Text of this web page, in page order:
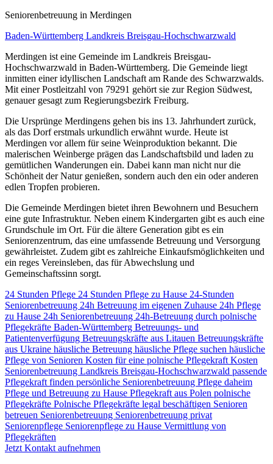
Senioren­betreuung in Merdingen
Baden-Württemberg Landkreis Breisgau-Hochschwarzwald
Merdingen ist eine Gemeinde im Landkreis Breisgau-
Hochschwarzwald in Baden-Württemberg. Die Gemeinde liegt
inmitten einer idyllischen Landschaft am Rande des Schwarzwalds.
Mit einer Postleitzahl von 79291 gehört sie zur Region Südwest,
genauer gesagt zum Regierungsbezirk Freiburg.
Die Ursprünge Merdingens gehen bis ins 13. Jahrhundert zurück,
als das Dorf erstmals urkundlich erwähnt wurde. Heute ist
Merdingen vor allem für seine Weinproduktion bekannt. Die
malerischen Weinberge prägen das Landschaftsbild und laden zu
gemütlichen Wanderungen ein. Dabei kann man nicht nur die
Schönheit der Natur genießen, sondern auch den ein oder anderen
edlen Tropfen probieren.
Die Gemeinde Merdingen bietet ihren Bewohnern und Besuchern
eine gute Infrastruktur. Neben einem Kindergarten gibt es auch eine
Grundschule im Ort. Für die ältere Generation gibt es ein
Seniorenzentrum, das eine umfassende Betreuung und Versorgung
gewährleistet. Zudem gibt es zahlreiche Einkaufsmöglichkeiten und
ein reges Vereinsleben, das für Abwechslung und
Gemeinschaftssinn sorgt.
24 Stunden Pflege 24 Stunden Pflege zu Hause 24-Stunden
Seniorenbetreuung 24h Betreuung im eigenen Zuhause 24h Pflege
zu Hause 24h Seniorenbetreuung 24h-Betreuung durch polnische
Pflegekräfte Baden-Württemberg Betreuungs- und
Patientenverfügung Betreuungskräfte aus Litauen Betreuungskräfte
aus Ukraine häusliche Betreuung häusliche Pflege suchen häusliche
Pflege von Senioren Kosten für eine polnische Pflegekraft Kosten
Seniorenbetreuung Landkreis Breisgau-Hochschwarzwald passende
Pflegekraft finden persönliche Seniorenbetreuung Pflege daheim
Pflege und Betreuung zu Hause Pflegekraft aus Polen polnische
Pflegekräfte Polnische Pflegekräfte legal beschäftigen Senioren
betreuen Seniorenbetreuung Seniorenbetreuung privat
Seniorenpflege Seniorenpflege zu Hause Vermittlung von
Pflegekräften
Jetzt Kontakt aufnehmen